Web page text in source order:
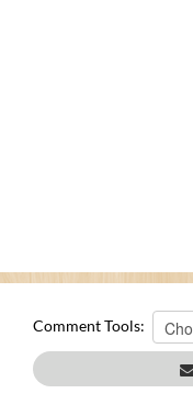
Comment Tools: